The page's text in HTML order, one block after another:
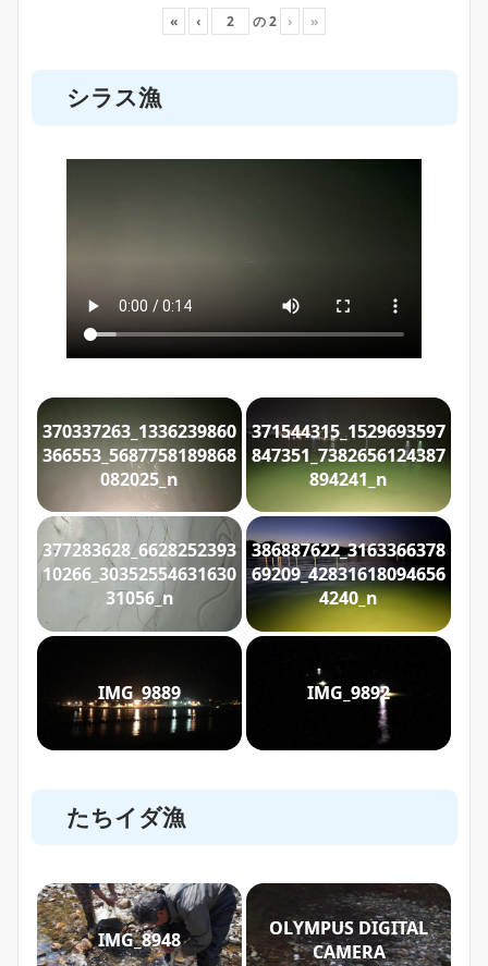
« ‹ の2 › »
シラス漁
370337263_1336239860
366553_5687758189868
082025_n
371544315_1529693597
847351_7382656124387
894241_n
377283628_6628252393
10266_30352554631630
31056_n
386887622_3163366378
69209_42831618094656
4240_n
IMG_9889 IMG_9892
たちイダ漁
IMG_8948
OLYMPUS DIGITAL
CAMERA